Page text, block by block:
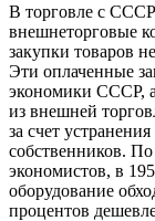
В торговле с СССР
внешнеторговые
закупки товаров
Эти оплаченные
экономики СССР,
из внешней
за счет
собственников.
экономистов, в
оборудование
процентов